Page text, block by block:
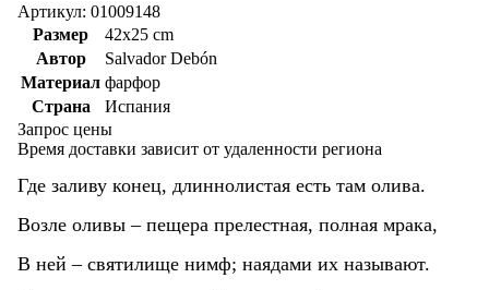
Артикул: 01009148
Размер
42x25 cm
Автор
Salvador Debón
Материал фарфор
Страна
Испания
Запрос цены
Время доставки зависит от удаленности региона
Где заливу конец, длиннолистая есть там олива.
Возле оливы – пещера прелестная, полная мрака,
В ней – святилище нимф; наядами их называют.